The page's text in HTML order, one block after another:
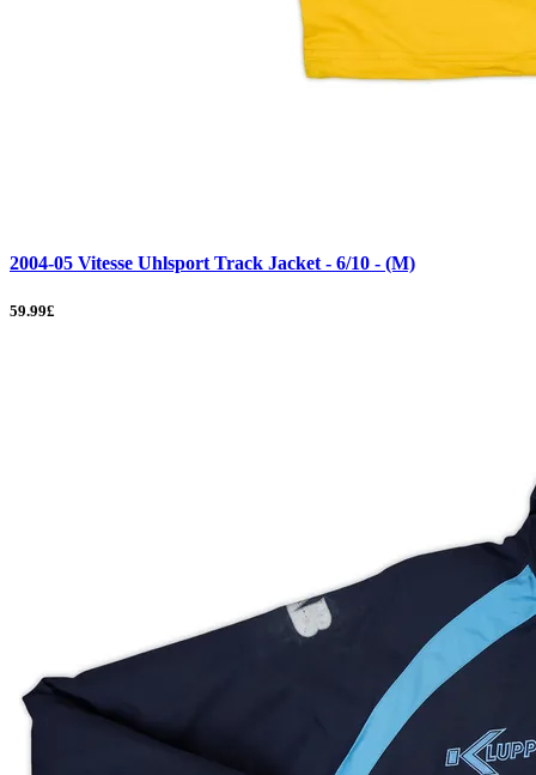
2004-05 Vitesse Uhlsport Track Jacket - 6/10 - (M)
59.99£